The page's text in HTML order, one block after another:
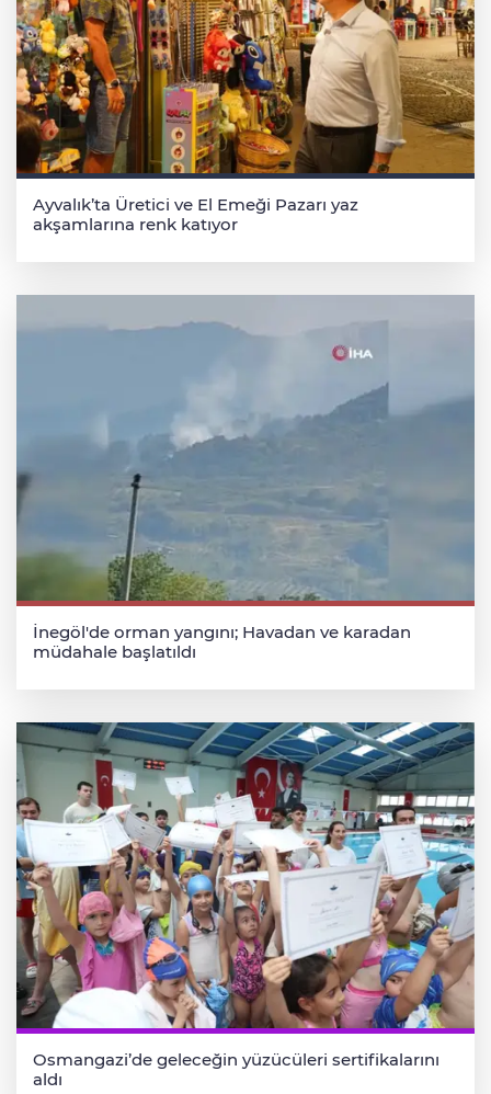
Ayvalık’ta Üretici ve El Emeği Pazarı yaz
akşamlarına renk katıyor
İnegöl'de orman yangını; Havadan ve karadan
müdahale başlatıldı
Osmangazi’de geleceğin yüzücüleri sertifikalarını
aldı